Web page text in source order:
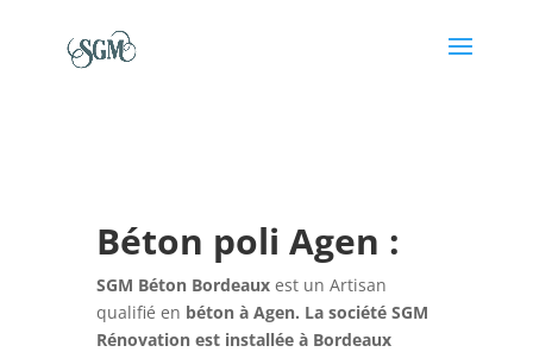
Béton poli Agen :
SGM Béton Bordeaux est un Artisan
qualifié en béton à Agen. La société SGM
Rénovation est installée à Bordeaux